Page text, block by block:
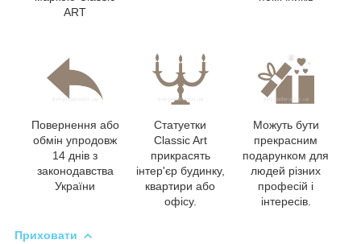
ART
Повернення або
обмін упродовж
14 днів з
законодавства
України
Статуетки
Classic Art
прикрасять
інтер'єр будинку,
квартири або
офісу.
Можуть бути
прекрасним
подарунком для
людей різних
професій і
інтересів.
Приховати